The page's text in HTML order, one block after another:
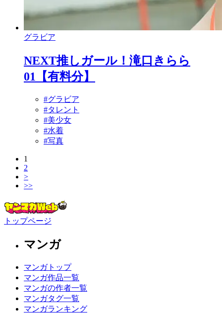
グラビア
NEXT推しガール！滝口きらら
01【有料分】
#グラビア
#タレント
#美少女
#水着
#写真
1
2
>
>>
トップページ
マンガ
マンガトップ
マンガ作品一覧
マンガの作者一覧
マンガタグ一覧
マンガランキング